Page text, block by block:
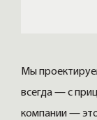
Мы
всегда — с
компании —